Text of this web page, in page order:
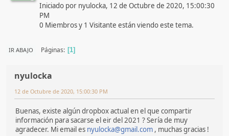
Iniciado por nyulocka, 12 de Octubre de 2020, 15:00:30
PM
0 Miembros y 1 Visitante están viendo este tema.
IR ABAJO Páginas 1
nyulocka
12 de Octubre de 2020, 15:00:30 PM
Buenas, existe algún dropbox actual en el que compartir
información para sacarse el eir del 2021 ? Sería de muy
agradecer. Mi email es nyulocka@gmail.com , muchas gracias !